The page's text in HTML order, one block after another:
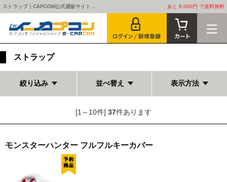
ストラップ｜CAPCOM公式通販サイト... あと 8,000円 で送料無料
ストラップ
絞り込み 並べ替え 表示方法
[1～10件] 37件あります
モンスターハンター フルフルキーカバー